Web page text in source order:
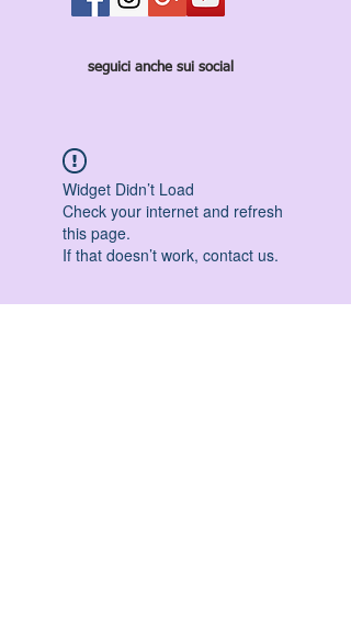
seguici anche sui social
Widget Didn’t Load
Check your internet and refresh
this page.
If that doesn’t work, contact us.